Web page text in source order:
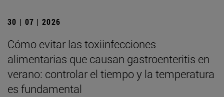
30 | 07 | 2026
Cómo evitar las toxiinfecciones
alimentarias que causan gastroenteritis en
verano: controlar el tiempo y la temperatura
es fundamental